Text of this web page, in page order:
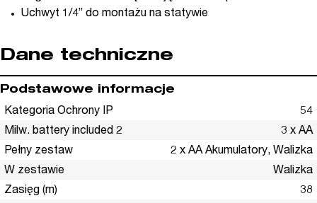
Uchwyt 1/4” do montażu na statywie
Dane techniczne
Podstawowe informacje
Kategoria Ochrony IP
54
Milw. battery included 2
3 x AA
Pełny zestaw
2 x AA Akumulatory, Walizka
W zestawie
Walizka
Zasięg (m)
38